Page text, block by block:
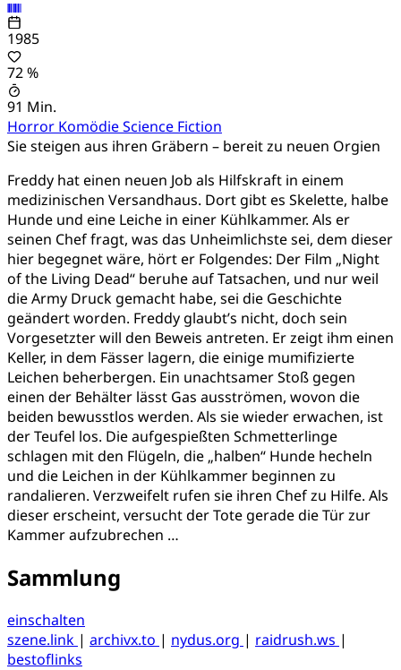
1985
72 %
91 Min.
Horror KomödieScience Fiction
Sie steigen aus ihren Gräbern – bereit zu neuen Orgien
Freddy hat einen neuen Job als Hilfskraft in einem
medizinischen Versandhaus. Dort gibt es Skelette, halbe
Hunde und eine Leiche in einer Kühlkammer. Als er
seinen Chef fragt, was das Unheimlichste sei, dem dieser
hier begegnet wäre, hört er Folgendes: Der Film „Night
of the Living Dead“ beruhe auf Tatsachen, und nur weil
die Army Druck gemacht habe, sei die Geschichte
geändert worden. Freddy glaubt’s nicht, doch sein
Vorgesetzter will den Beweis antreten. Er zeigt ihm einen
Keller, in dem Fässer lagern, die einige mumifizierte
Leichen beherbergen. Ein unachtsamer Stoß gegen
einen der Behälter lässt Gas ausströmen, wovon die
beiden bewusstlos werden. Als sie wieder erwachen, ist
der Teufel los. Die aufgespießten Schmetterlinge
schlagen mit den Flügeln, die „halben“ Hunde hecheln
und die Leichen in der Kühlkammer beginnen zu
randalieren. Verzweifelt rufen sie ihren Chef zu Hilfe. Als
dieser erscheint, versucht der Tote gerade die Tür zur
Kammer aufzubrechen …
Sammlung
einschalten
szene.link | archivx.to | nydus.org | raidrush.ws |
bestoflinks